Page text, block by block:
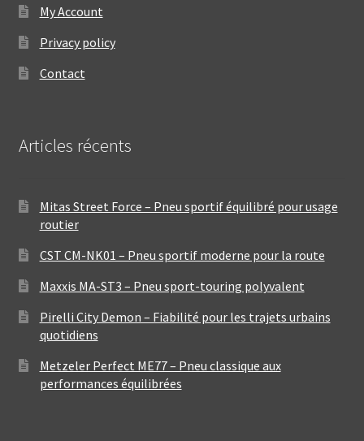
My Account
Privacy policy
Contact
Articles récents
Mitas Street Force – Pneu sportif équilibré pour usage
routier
CST CM-NK01 – Pneu sportif moderne pour la route
Maxxis MA-ST3 – Pneu sport-touring polyvalent
Pirelli City Demon – Fiabilité pour les trajets urbains
quotidiens
Metzeler Perfect ME77 – Pneu classique aux
performances équilibrées